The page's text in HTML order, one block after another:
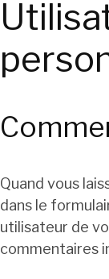
Quand vous
dans le
utilisateur de
commentaires